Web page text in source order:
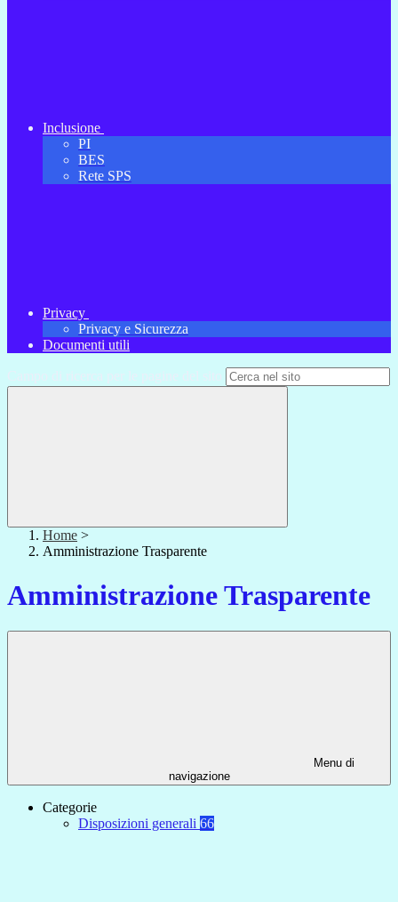
Inclusione
PI
BES
Rete SPS
Privacy
Privacy e Sicurezza
Documenti utili
Campo di ricerca per le pagine del sito
Home >
Amministrazione Trasparente
Amministrazione Trasparente
Menu di
navigazione
Categorie
Disposizioni generali 66